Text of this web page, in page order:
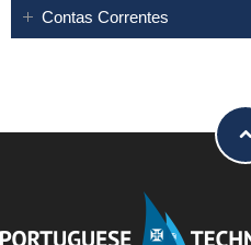
Contas Correntes